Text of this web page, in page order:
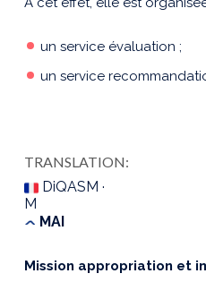
un service évaluation ;
un service
TRANSLATION:
DiQASM ·
M
MAI
Mission appropriation et